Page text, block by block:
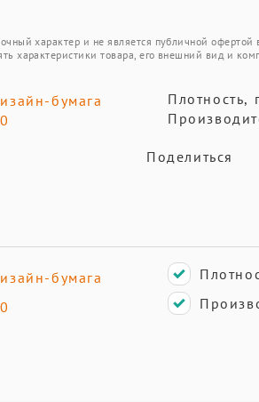
характер и не является публичной
характеристики товара, его внешний вид и
бумага
Плотность,
Поделиться
бумага